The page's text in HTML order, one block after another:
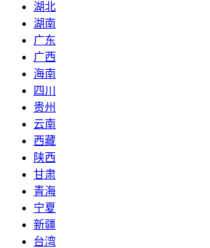
湖北
湖南
广东
广西
海南
四川
贵州
云南
西藏
陕西
甘肃
青海
宁夏
新疆
台湾